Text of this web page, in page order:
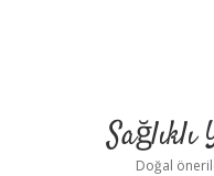
Sağlıklı
Doğal